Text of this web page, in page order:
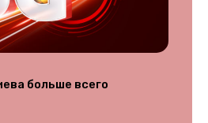
больше всего